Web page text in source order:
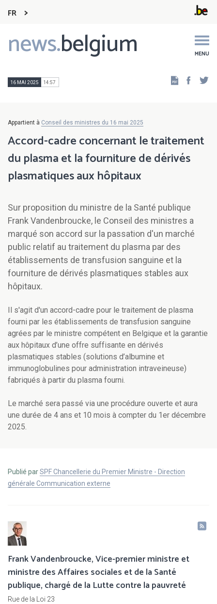
FR
news.belgium MENU
Main
navigation
16 MAI 2025 14:57
Appartient à Conseil des ministres du 16 mai 2025
Accord-cadre concernant le traitement
du plasma et la fourniture de dérivés
plasmatiques aux hôpitaux
Sur proposition du ministre de la Santé publique
Frank Vandenbroucke, le Conseil des ministres a
marqué son accord sur la passation d'un marché
public relatif au traitement du plasma par des
établissements de transfusion sanguine et la
fourniture de dérivés plasmatiques stables aux
hôpitaux.
Il s'agit d'un accord-cadre pour le traitement de plasma
fourni par les établissements de transfusion sanguine
agrées par le ministre compétent en Belgique et la garantie
aux hôpitaux d’une offre suffisante en dérivés
plasmatiques stables (solutions d’albumine et
immunoglobulines pour administration intraveineuse)
fabriqués à partir du plasma fourni.
Le marché sera passé via une procédure ouverte et aura
une durée de 4 ans et 10 mois à compter du 1er décembre
2025.
Publié parSPF Chancellerie du Premier Ministre - Direction
générale Communication externe
Frank Vandenbroucke, Vice-premier ministre et
ministre des Affaires sociales et de la Santé
publique, chargé de la Lutte contre la pauvreté
Rue de la Loi 23